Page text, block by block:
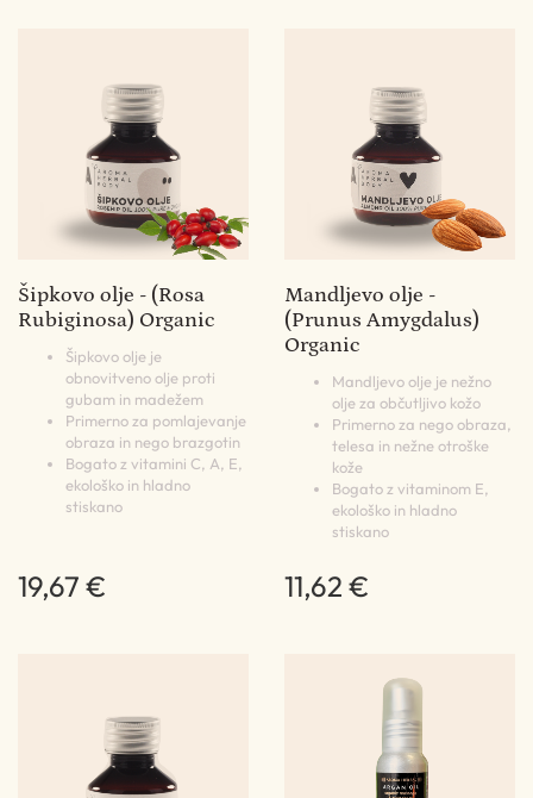
Šipkovo olje - (Rosa
Rubiginosa) Organic
Šipkovo olje je
obnovitveno olje proti
gubam in madežem
Primerno za pomlajevanje
obraza in nego brazgotin
Bogato z vitamini C, A, E,
ekološko in hladno
stiskano
19,67 €
Mandljevo olje -
(Prunus Amygdalus)
Organic
Mandljevo olje je nežno
olje za občutljivo kožo
Primerno za nego obraza,
telesa in nežne otroške
kože
Bogato z vitaminom E,
ekološko in hladno
stiskano
11,62 €